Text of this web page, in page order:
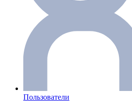
Пользователи